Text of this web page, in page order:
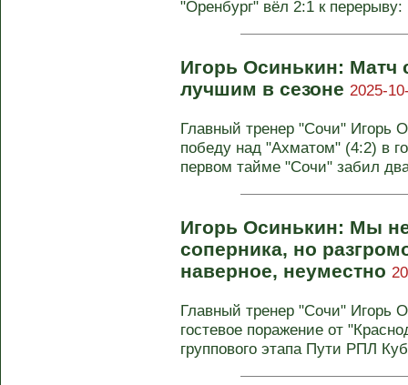
"Оренбург" вёл 2:1 к перерыву:
Игорь Осинькин: Матч
лучшим в сезоне 2025-
Главный тренер "Сочи" Игорь
победу над "Ахматом" (4:2) в
первом тайме "Сочи" забил
Игорь Осинькин: Мы
соперника, но
наверное, неуместно
Главный тренер "Сочи" Игорь
гостевое поражение от
группового этапа Пути РПЛ